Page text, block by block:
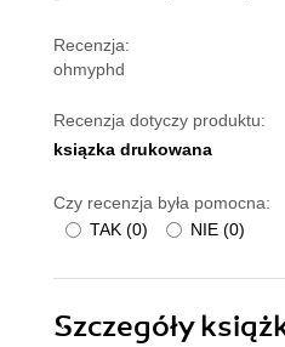
Recenzja:
ohmyphd
Recenzja dotyczy produktu:
ksiązka drukowana
Czy recenzja była pomocna:
TAK (0) NIE (0)
Szczegóły